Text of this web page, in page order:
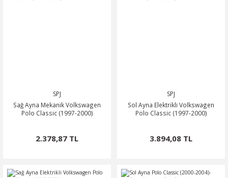
SPJ
Sağ Ayna Mekanik Volkswagen
Polo Classic (1997-2000)
2.378,87 TL
SPJ
Sol Ayna Elektrikli Volkswagen
Polo Classic (1997-2000)
3.894,08 TL